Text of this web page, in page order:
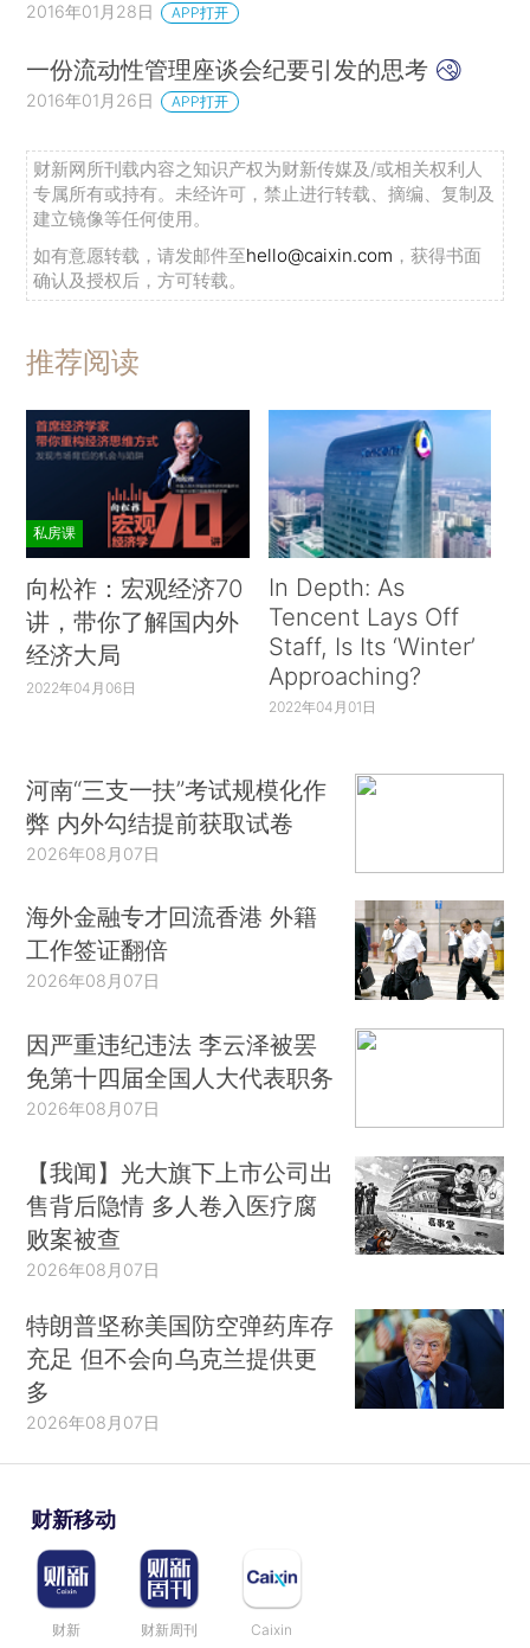
2016年01月28日 APP打开
一份流动性管理座谈会纪要引发的思考
2016年01月26日 APP打开
财新网所刊载内容之知识产权为财新传媒及/或相关权利人
专属所有或持有。未经许可，禁止进行转载、摘编、复制及
建立镜像等任何使用。
如有意愿转载，请发邮件至hello@caixin.com ，获得书面
确认及授权后，方可转载。
推荐阅读
私房课
向松祚：宏观经济70
讲，带你了解国内外
经济大局
2022年04月06日
In Depth: As
Tencent Lays Off
Staff, Is Its ‘Winter’
Approaching?
2022年04月01日
河南“三支一扶”考试规模化作
弊 内外勾结提前获取试卷
2026年08月07日
海外金融专才回流香港 外籍
工作签证翻倍
2026年08月07日
因严重违纪违法 李云泽被罢
免第十四届全国人大代表职务
2026年08月07日
【我闻】光大旗下上市公司出
售背后隐情 多人卷入医疗腐
败案被查
2026年08月07日
特朗普坚称美国防空弹药库存
充足 但不会向乌克兰提供更
多
2026年08月07日
财新移动
财新 财新周刊 Caixin